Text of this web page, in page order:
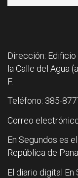
Dirección:
la Calle del Agua
F.
Teléfono: 385-
Correo
En Segundos es
República de
El diario digital